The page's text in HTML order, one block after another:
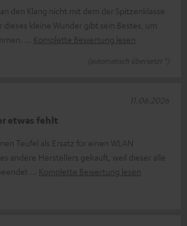
den Klang nicht mit dem der Spitzenklasse
dieses kleine Wunder gibt sein Bestes, um
Komplette Bewertung lesen
(automatisch übersetzt *)
etwas fehlt
Teufel als Ersatz für einen WLAN
andere Herstellers gekauft, weil dieser alle
Komplette Bewertung lesen
11.06.2026